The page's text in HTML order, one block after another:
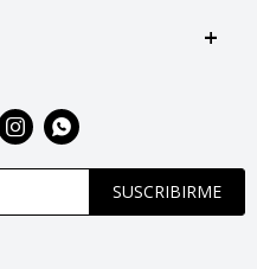
SUSCRIBIRME
 